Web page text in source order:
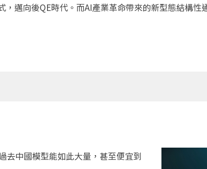
邁向後QE時代。而AI產業革命帶來的新型態結構性
去中國模型能如此大量，甚至便宜到